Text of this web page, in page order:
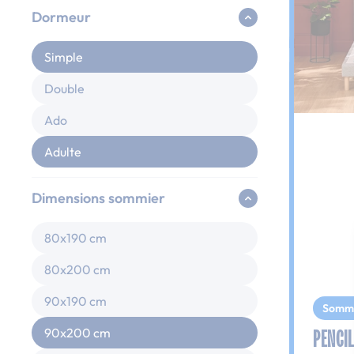
Dormeur
Simple
Double
Ado
Adulte
Dimensions sommier
80x190 cm
80x200 cm
90x190 cm
90x200 cm
PENCIL